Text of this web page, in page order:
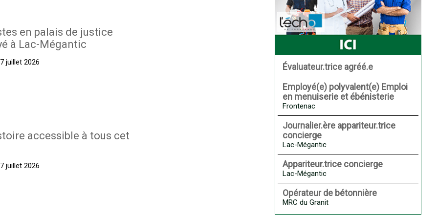
en palais de justice
à Lac-Mégantic
juillet 2026
accessible à tous cet
juillet 2026
Évaluateur.trice agréé.e
Employé(e) polyvalent(e) Emploi
en menuiserie et ébénisterie
Frontenac
Journalier.ère appariteur.trice
concierge
Lac-Mégantic
Appariteur.trice concierge
Lac-Mégantic
Opérateur de bétonnière
MRC du Granit